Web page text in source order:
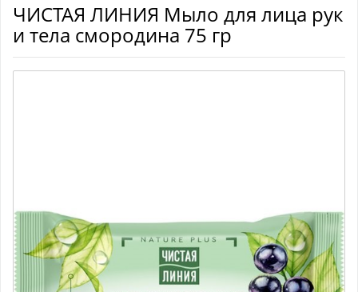
ЧИСТАЯ ЛИНИЯ Мыло для лица рук
и тела смородина 75 гр